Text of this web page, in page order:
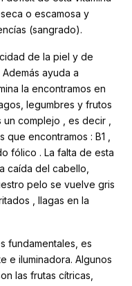
o escamosa y
(sangrado).
de la piel y de
ayuda a
la encontramos en
legumbres y frutos
complejo , es decir ,
encontramos : B1 ,
fólico . La falta de esta
caída del cabello,
pelo se vuelve gris
, llagas en la
fundamentales, es
e iluminadora. Algunos
las frutas cítricas,